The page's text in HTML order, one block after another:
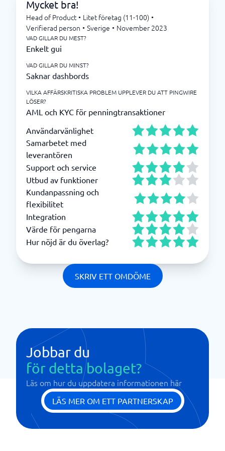
Mycket bra!
Head of Product • Litet företag (11-100) •
Verifierad person • Sverige • November 2023
VAD GILLAR DU MEST?
Enkelt gui
VAD GILLAR DU MINST?
Saknar dashbords
VILKA AFFÄRSKRITISKA PROBLEM UPPLEVER DU ATT PINGWIRE
LÖSER?
AML och KYC för penningtransaktioner
Användarvänlighet
Samarbetet med
leverantören
Support och service
Utbud av funktioner
Kundanpassning och
flexibilitet
Integration
Värde för pengarna
Hur nöjd är du överlag?
SKRIV ETT OMDÖME
Jobbar du
för detta bolaget?
Läs om hur du uppdatera informationen här
LÄS MER OM ETT PARTNERSKAP